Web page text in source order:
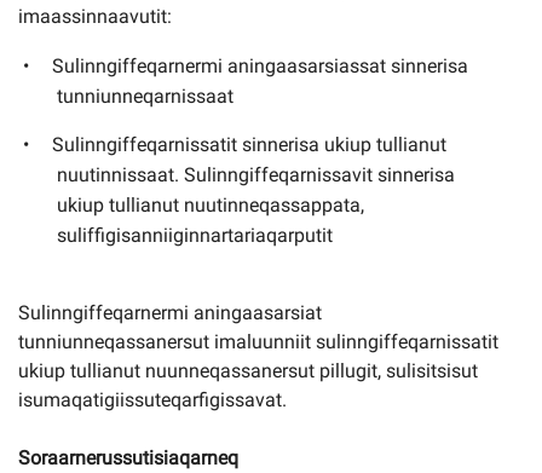
imaassinnaavutit:
Sulinngiffeqarnermi aningaasarsiassat sinnerisa
tunniunneqarnissaat
Sulinngiffeqarnissatit sinnerisa ukiup tullianut
nuutinnissaat. Sulinngiffeqarnissavit sinnerisa
ukiup tullianut nuutinneqassappata,
suliffigisanniiginnartariaqarputit
Sulinngiffeqarnermi aningaasarsiat
tunniunneqassanersut imaluunniit sulinngiffeqarnissatit
ukiup tullianut nuunneqassanersut pillugit, sulisitsisut
isumaqatigiissuteqarfigissavat.
Soraarnerussutisiaqarneq